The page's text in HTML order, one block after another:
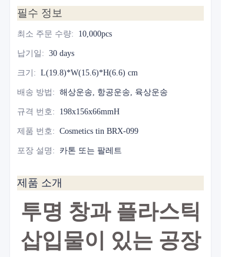
필수 정보
최소 주문 수량: 10,000pcs
납기일 : 30 days
크기 : L(19.8)*W(15.6)*H(6.6) cm
배송 방법 : 해상운송, 항공운송, 육상운송
규격 번호: 198x156x66mmH
제품 번호: Cosmetics tin BRX-099
포장 설명 : 카톤 또는 팔레트
제품 소개
투명 창과 플라스틱
삽입물이 있는 공장